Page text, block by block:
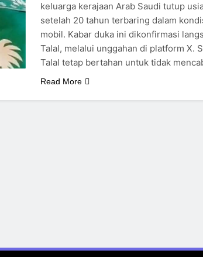
keluarga kerajaan Arab Saudi tutup
setelah 20 tahun terbaring dalam
mobil. Kabar duka ini dikonfirmasi
Talal, melalui unggahan di platform X.
Talal tetap bertahan untuk tidak
Read More